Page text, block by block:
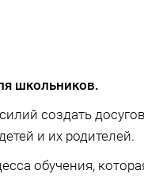
школьников.
создать
и их родителей.
обучения,